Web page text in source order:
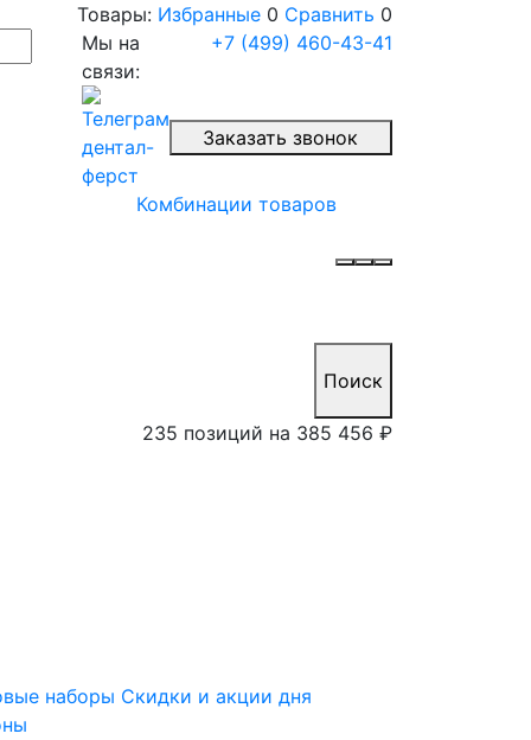
Товары: Избранные 0 Сравнить 0
Мы на
связи:
+7 (499) 460-43-41
Заказать звонок
Комбинации товаров
Поиск
235 позиций на 385 456 ₽
наборы Скидки и акции дня